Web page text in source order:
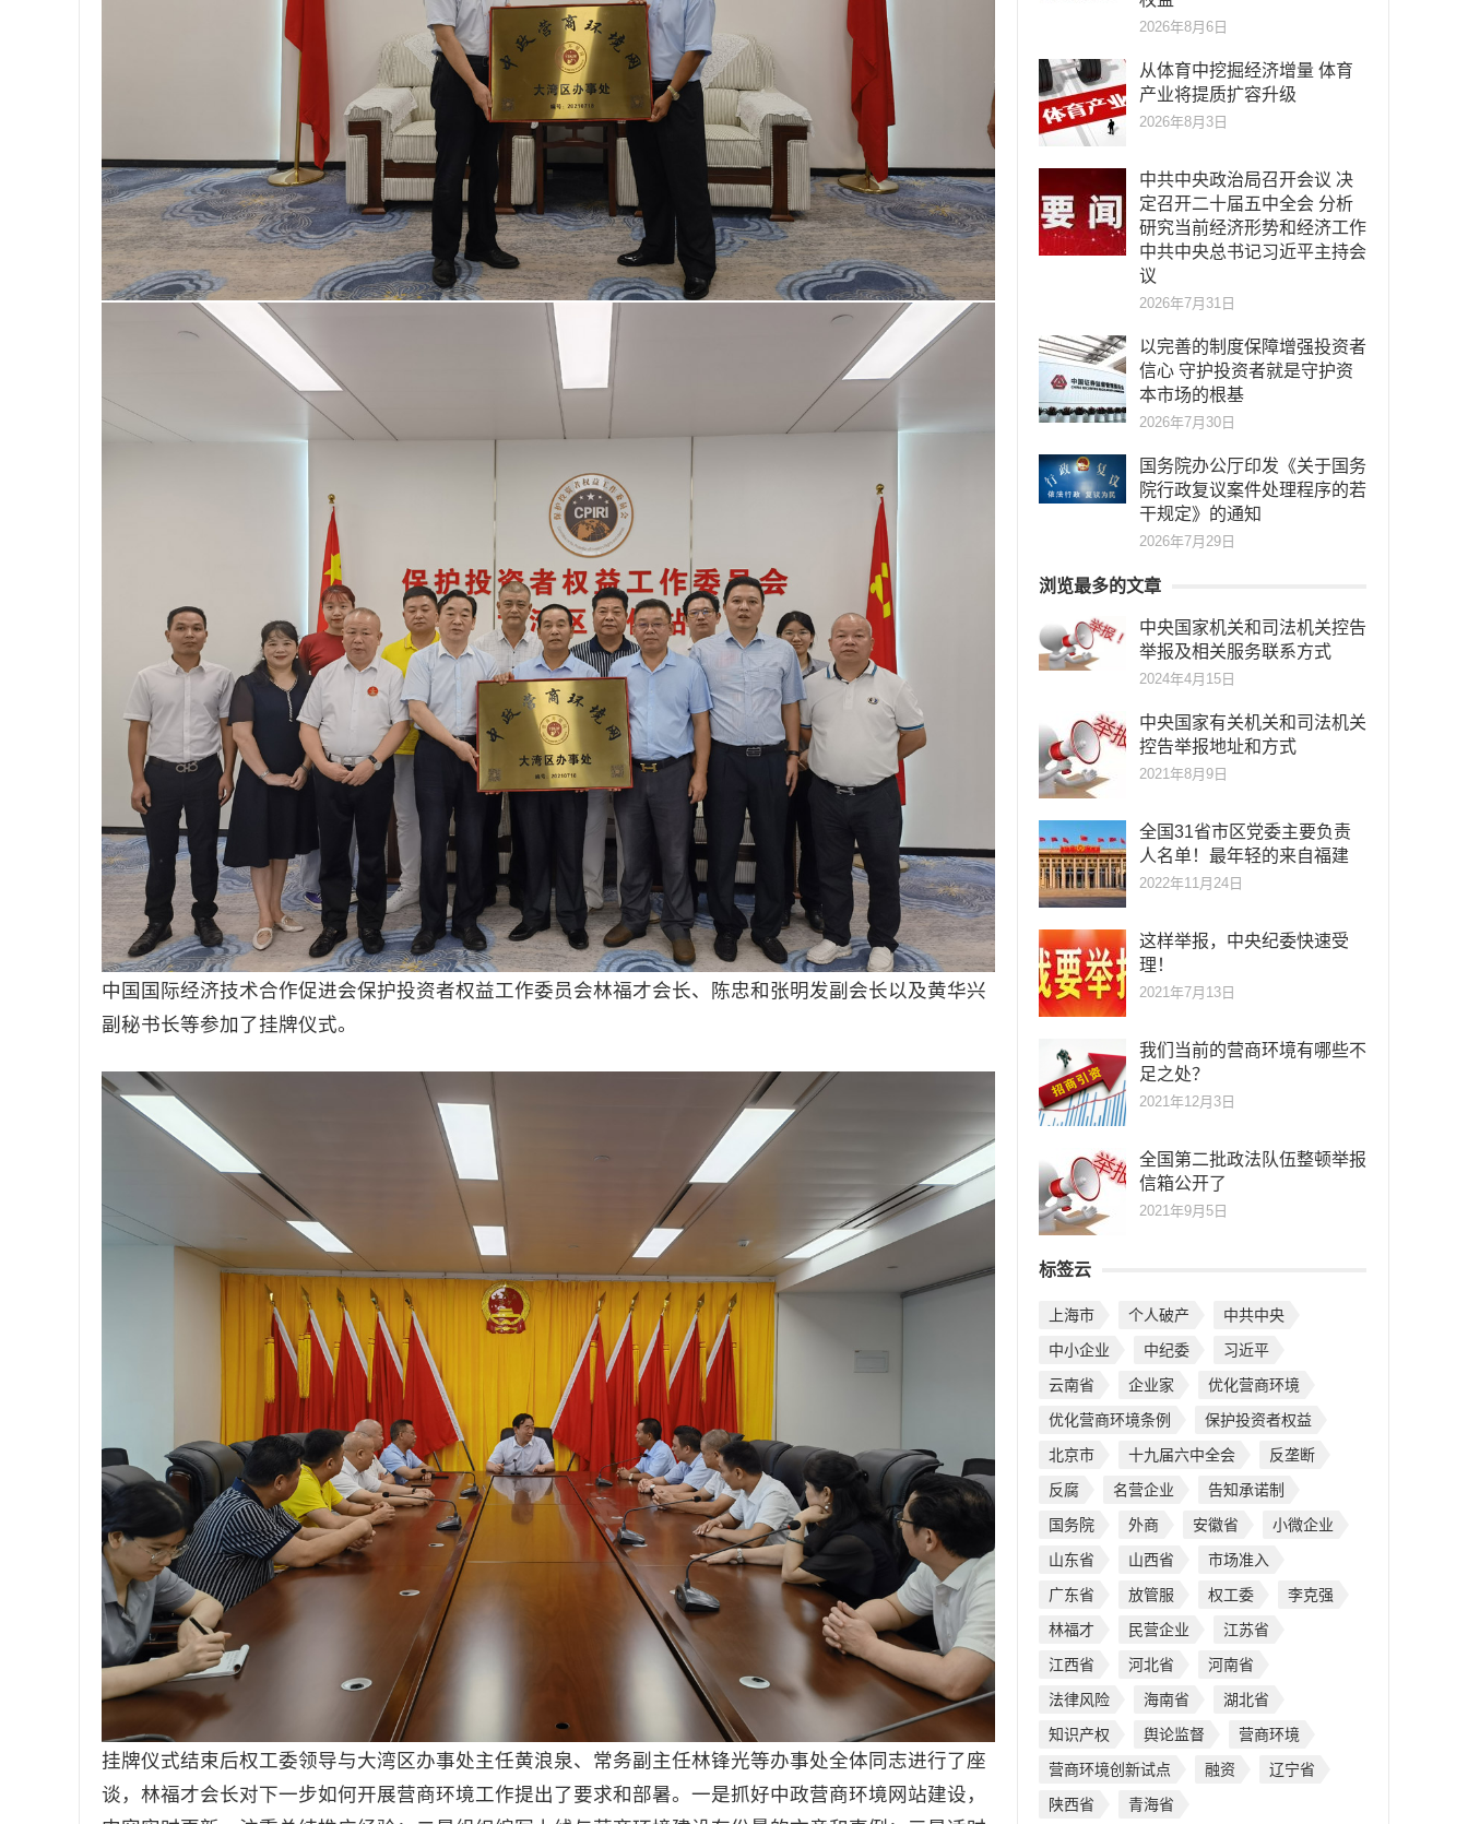
中国国际经济技术合作促进会保护投资者权益工作委员会林福才会长、陈忠和张明发副会长以及黄华兴
副秘书长等参加了挂牌仪式。
挂牌仪式结束后权工委领导与大湾区办事处主任黄浪泉、常务副主任林锋光等办事处全体同志进行了座
谈，林福才会长对下一步如何开展营商环境工作提出了要求和部暑。一是抓好中政营商环境网站建设，
2026年8月6日
从体育中挖掘经济增量 体育
产业将提质扩容升级
2026年8月3日
中共中央政治局召开会议 决
定召开二十届五中全会 分析
研究当前经济形势和经济工作
中共中央总书记习近平主持会
议
2026年7月31日
以完善的制度保障增强投资者
信心 守护投资者就是守护资
本市场的根基
2026年7月30日
国务院办公厅印发《关于国务
院行政复议案件处理程序的若
干规定》的通知
2026年7月29日
浏览最多的文章
中央国家机关和司法机关控告
举报及相关服务联系方式
2024年4月15日
中央国家有关机关和司法机关
控告举报地址和方式
2021年8月9日
全国31省市区党委主要负责
人名单！最年轻的来自福建
2022年11月24日
这样举报，中央纪委快速受
理！
2021年7月13日
我们当前的营商环境有哪些不
足之处？
2021年12月3日
全国第二批政法队伍整顿举报
信箱公开了
2021年9月5日
标签云
上海市 个人破产
中共中央
中小企业
中纪委
习近平
云南省
企业家
优化营商环境
优化营商环境条例
保护投资者权益
北京市
十九届六中全会
反垄断
反腐
名营企业
告知承诺制
国务院
外商 安徽省
小微企业
山东省
山西省
市场准入
广东省
放管服 权工委
李克强
林福才
民营企业
江苏省
江西省
河北省
河南省
法律风险
海南省
湖北省
知识产权
舆论监督
营商环境
营商环境创新试点
融资
辽宁省
陕西省
青海省